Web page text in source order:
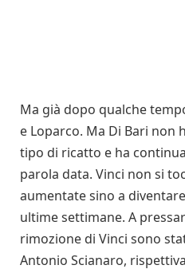
Ma già dopo qualche
e Loparco. Ma Di Bari non
tipo di ricatto e ha
parola data. Vinci non si
aumentate sino a
ultime settimane. A
rimozione di Vinci sono
Antonio Scianaro,